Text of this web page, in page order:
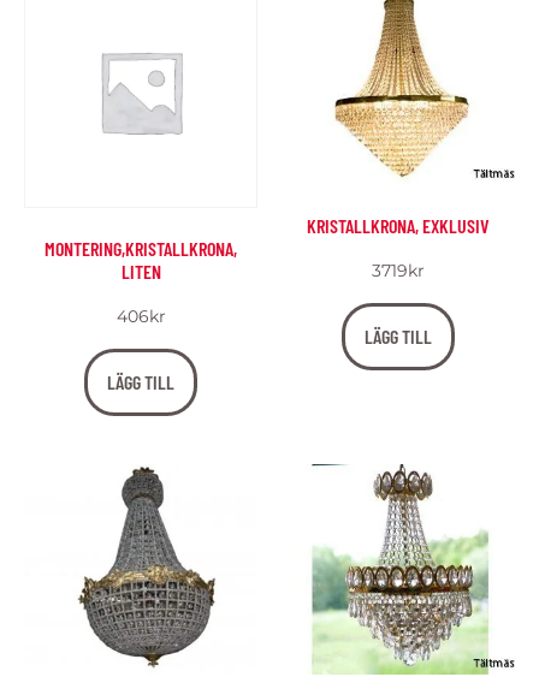
MONTERING,KRISTALLKRONA,
LITEN
406kr
LÄGG TILL
KRISTALLKRONA, EXKLUSIV
3719kr
LÄGG TILL